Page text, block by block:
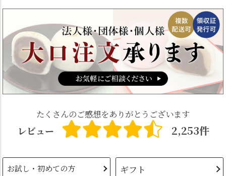
たくさんのご感想をありがとうございます
レビュー 2,253件
お試し・初めての方 ギフト